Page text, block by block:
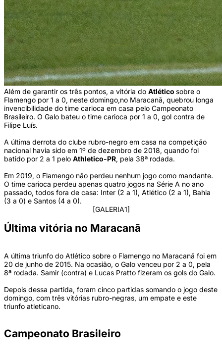
Além de garantir os três pontos, a vitória do Atlético sobre o
Flamengo por 1 a 0, neste domingo,no Maracanã, quebrou longa
invencibilidade do time carioca em casa pelo Campeonato
Brasileiro. O Galo bateu o time carioca por 1 a 0, gol contra de
Filipe Luís.
A última derrota do clube rubro-negro em casa na competição
nacional havia sido em 1º de dezembro de 2018, quando foi
batido por 2 a 1 pelo Athletico-PR, pela 38ª rodada.
Em 2019, o Flamengo não perdeu nenhum jogo como mandante.
O time carioca perdeu apenas quatro jogos na Série A no ano
passado, todos fora de casa: Inter (2 a 1), Atlético (2 a 1), Bahia
(3 a 0) e Santos (4 a 0).
[GALERIA1]
Última vitória no Maracanã
A última triunfo do Atlético sobre o Flamengo no Maracanã foi em
20 de junho de 2015. Na ocasião, o Galo venceu por 2 a 0, pela
8ª rodada. Samir (contra) e Lucas Pratto fizeram os gols do Galo.
Depois dessa partida, foram cinco partidas somando o jogo deste
domingo, com três vitórias rubro-negras, um empate e este
triunfo atleticano.
Campeonato Brasileiro